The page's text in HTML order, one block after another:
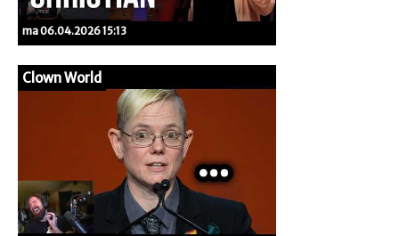
ma 06.04.2026 15:13
Clown World